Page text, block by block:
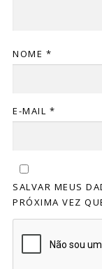
NOME *
E-MAIL *
SALVAR MEUS
PRÓXIMA VEZ